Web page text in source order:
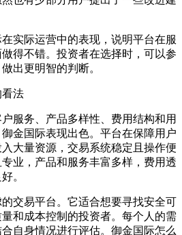
实际运营中的表现，说明平台在服
得不错。投资者在选择时，可以参
出更明智的判断。
法
服务、产品多样性、费用结构和用
金国际表现出色。平台在保障用户
大量资源，交易系统稳定且操作便
业，产品和服务丰富多样，费用透
。
交易平台。它适合想要寻找安全可
和成本控制的投资者。每个人的需
自身情况进行评估。御金国际怎么